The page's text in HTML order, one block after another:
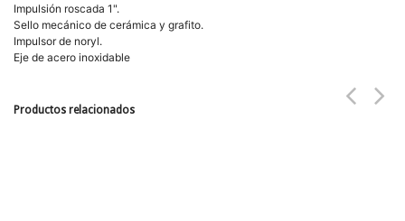
Impulsión roscada 1".
Sello mecánico de cerámica y grafito.
Impulsor de noryl.
Eje de acero inoxidable
Productos relacionados